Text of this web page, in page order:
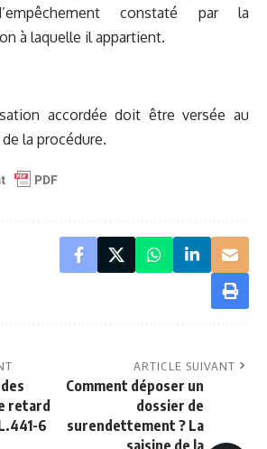
constaté par la
à laquelle il appartient.
accordée doit être versée au
la procédure.
retard
6
ARTICLE SUIVANT
Comment déposer un
dossier de
surendettement ? La